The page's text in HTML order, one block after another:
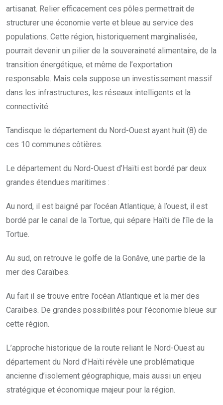
artisanat. Relier efficacement ces pôles permettrait de
structurer une économie verte et bleue au service des
populations. Cette région, historiquement marginalisée,
pourrait devenir un pilier de la souveraineté alimentaire, de la
transition énergétique, et même de l’exportation
responsable. Mais cela suppose un investissement massif
dans les infrastructures, les réseaux intelligents et la
connectivité.
Tandisque le département du Nord-Ouest ayant huit (8) de
ces 10 communes côtières.
Le département du Nord-Ouest d’Haïti est bordé par deux
grandes étendues maritimes :
Au nord, il est baigné par l’océan Atlantique; à l’ouest, il est
bordé par le canal de la Tortue, qui sépare Haïti de l’île de la
Tortue.
Au sud, on retrouve le golfe de la Gonâve, une partie de la
mer des Caraïbes.
Au fait il se trouve entre l’océan Atlantique et la mer des
Caraïbes. De grandes possibilités pour l’économie bleue sur
cette région.
L’approche historique de la route reliant le Nord-Ouest au
département du Nord d’Haïti révèle une problématique
ancienne d’isolement géographique, mais aussi un enjeu
stratégique et économique majeur pour la région.